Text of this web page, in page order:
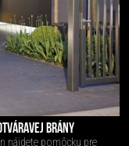
BRÁNY
nájdete pomôcku pre